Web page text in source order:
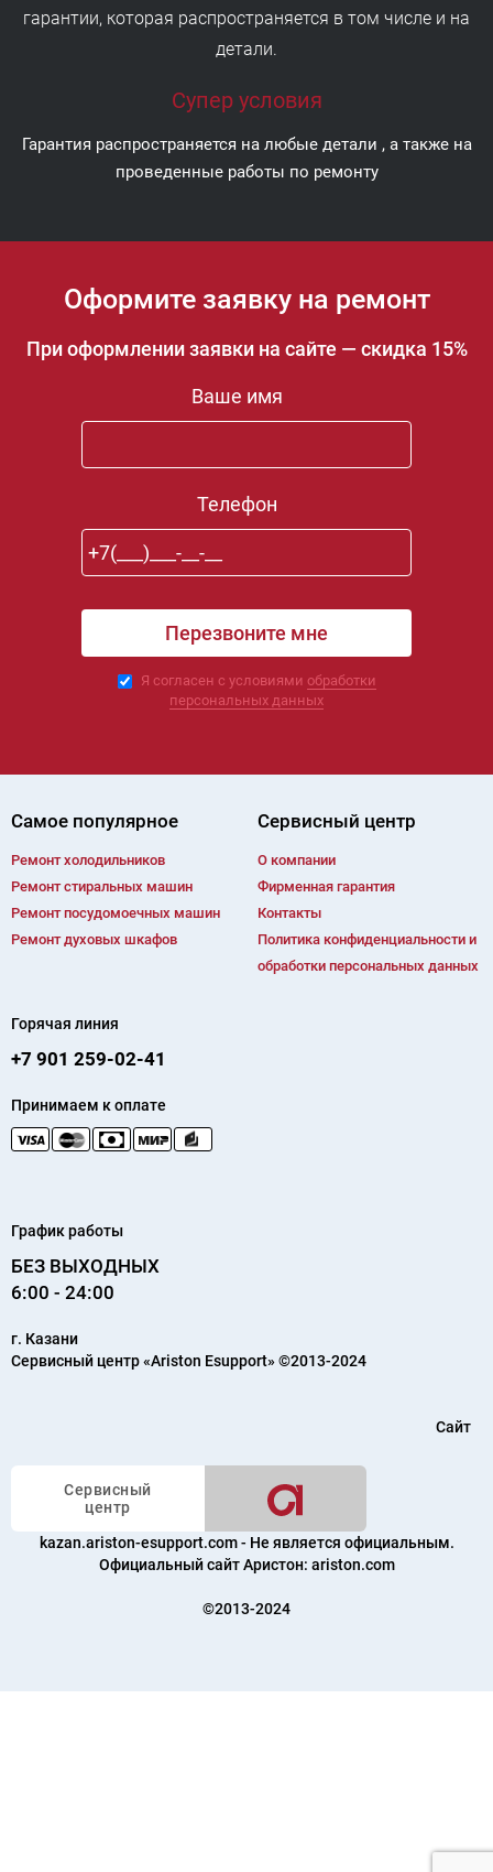
гарантии, которая распространяется в том числе и на
детали.
Супер условия
Гарантия распространяется на любые детали , а также на
проведенные работы по ремонту
Оформите заявку на ремонт
При оформлении заявки на сайте — скидка 15%
Ваше имя
Телефон
Я согласен с условиями обработки
персональных данных
Самое популярное
Ремонт холодильников
Ремонт cтиральных машин
Ремонт посудомоечных машин
Ремонт духовых шкафов
Сервисный центр
О компании
Фирменная гарантия
Контакты
Политика конфиденциальности и
обработки персональных данных
Горячая линия
+7 901 259-02-41
Принимаем к оплате
График работы
БЕЗ ВЫХОДНЫХ
6:00 - 24:00
г. Казани
Сервисный центр «Ariston Esupport»©2013-2024
Сервисный
центр
Сайт
kazan.ariston-esupport.com - Не является официальным.
Официальный сайт Аристон: ariston.com
©2013-2024